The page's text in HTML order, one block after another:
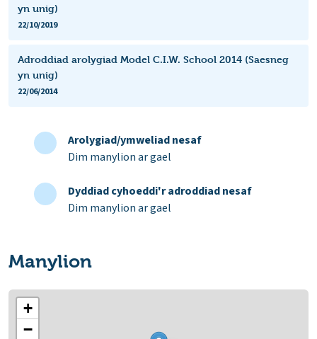
yn unig)
22/10/2019
Adroddiad arolygiad Model C.I.W. School 2014 (Saesneg
yn unig)
22/06/2014
Arolygiad/ymweliad nesaf
Dim manylion ar gael
Dyddiad cyhoeddi'r adroddiad nesaf
Dim manylion ar gael
Manylion
+
−